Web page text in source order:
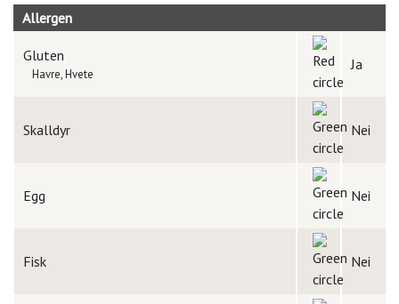
Allergen
Gluten
Havre, Hvete
Ja
Skalldyr Nei
Egg Nei
Fisk Nei